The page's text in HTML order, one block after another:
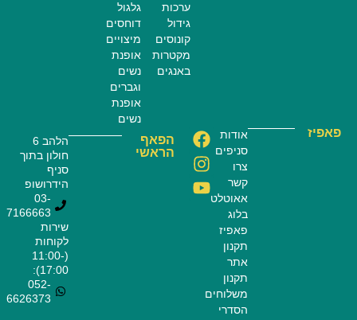
ערכות
גידול
קונוסים
מקטרות
באנגים
גלגול
דוחסים
מיצויים
אופנת
נשים
וגברים
אופנת
נשים
פאפיז
אודות
סניפים
צרו
קשר
אאוטלט
בלוג
פאפיז
תקנון
אתר
תקנון
משלוחים
הסדרי
הפאף
הראשי
הלהב 6
חולון בתוך
סניף
הידרושופ
03-
7166663
שירות
לקוחות
(11:00-
17:00):
052-
6626373